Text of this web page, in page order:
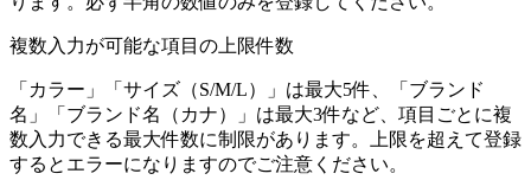
複数入力が可能な項目の上限件数
「カラー」「サイズ（S/M/L）」は最大5件、「ブランド
名」「ブランド名（カナ）」は最大3件など、項目ごとに複
数入力できる最大件数に制限があります。上限を超えて登録
するとエラーになりますのでご注意ください。